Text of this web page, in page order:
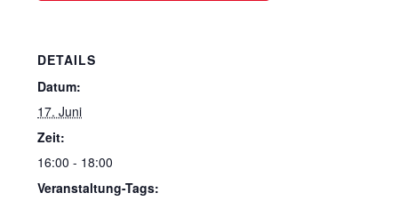
DETAILS
Datum:
17. Juni
Zeit:
16:00 - 18:00
Veranstaltung-Tags: